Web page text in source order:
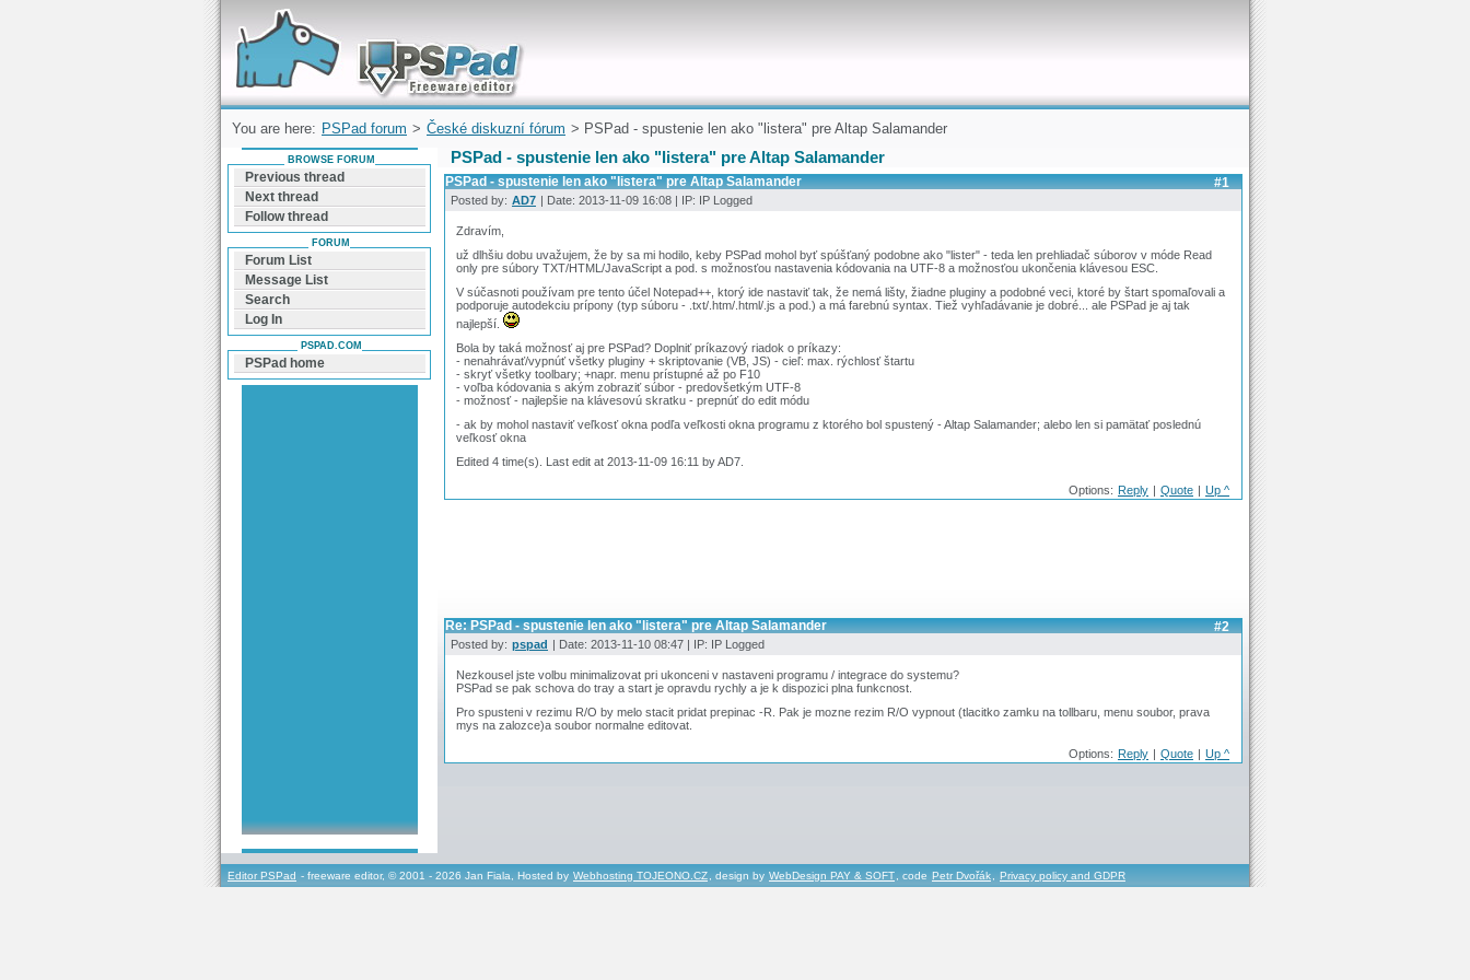
Forum can help you solve problems and quickly
find a solution with PSPad for Microsoft
Windows
You are here: PSPad forum > České diskuzní fórum > PSPad - spustenie len ako "listera" pre Altap Salamander
PSPad - spustenie len ako "listera" pre Altap Salamander
#1
PSPad - spustenie len ako "listera" pre Altap Salamander
Posted by: AD7 | Date: 2013-11-09 16:08 | IP: IP Logged
Zdravím,
už dlhšiu dobu uvažujem, že by sa mi hodilo, keby PSPad mohol byť spúšťaný podobne ako "lister" - teda len prehliadač súborov v móde Read
only pre súbory TXT/HTML/JavaScript a pod. s možnosťou nastavenia kódovania na UTF-8 a možnosťou ukončenia klávesou ESC.
V súčasnoti používam pre tento účel Notepad++, ktorý ide nastaviť tak, že nemá lišty, žiadne pluginy a podobné veci, ktoré by štart spomaľovali a
podporuje autodekciu prípony (typ súboru - .txt/.htm/.html/.js a pod.) a má farebnú syntax. Tiež vyhľadávanie je dobré... ale PSPad je aj tak
najlepší.
Bola by taká možnosť aj pre PSPad? Doplniť príkazový riadok o príkazy:
- nenahrávať/vypnúť všetky pluginy + skriptovanie (VB, JS) - cieľ: max. rýchlosť štartu
- skryť všetky toolbary; +napr. menu prístupné až po F10
- voľba kódovania s akým zobraziť súbor - predovšetkým UTF-8
- možnosť - najlepšie na klávesovú skratku - prepnúť do edit módu
- ak by mohol nastaviť veľkosť okna podľa veľkosti okna programu z ktorého bol spustený - Altap Salamander; alebo len si pamätať poslednú
veľkosť okna
Edited 4 time(s). Last edit at 2013-11-09 16:11 by AD7.
Options: Reply | Quote | Up ^
#2
Re: PSPad - spustenie len ako "listera" pre Altap Salamander
Posted by: pspad | Date: 2013-11-10 08:47 | IP: IP Logged
Nezkousel jste volbu minimalizovat pri ukonceni v nastaveni programu / integrace do systemu?
PSPad se pak schova do tray a start je opravdu rychly a je k dispozici plna funkcnost.
Pro spusteni v rezimu R/O by melo stacit pridat prepinac -R. Pak je mozne rezim R/O vypnout (tlacitko zamku na tollbaru, menu soubor, prava
mys na zalozce)a soubor normalne editovat.
Options: Reply | Quote | Up ^
BROWSE FORUM
Previous thread
Next thread
Follow thread
FORUM
Forum List
Message List
Search
Log In
PSPAD.COM
PSPad home
Editor PSPad - freeware editor, © 2001 - 2026 Jan Fiala, Hosted by Webhosting TOJEONO.CZ , design by WebDesign PAY & SOFT , code Petr Dvořák Privacy policy and GDPR